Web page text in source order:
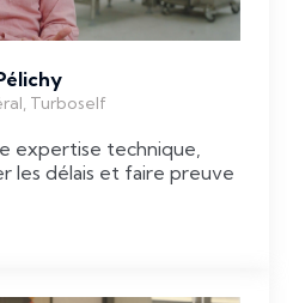
Turboself
expertise technique,
les délais et faire preuve